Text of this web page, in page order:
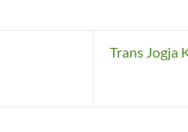
Trans Jogja